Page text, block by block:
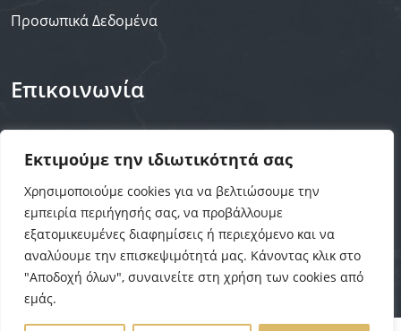
Εκτιμούμε την ιδιωτικότητά σας
Χρησιμοποιούμε cookies για να βελτιώσουμε την
εμπειρία περιήγησής σας, να προβάλλουμε
εξατομικευμένες διαφημίσεις ή περιεχόμενο και να
αναλύουμε την επισκεψιμότητά μας. Κάνοντας κλικ στο
"Αποδοχή όλων", συναινείτε στη χρήση των cookies από
εμάς.
Προσωπικά Δεδομένα
Επικοινωνία
+30 211 4031106
Floor Expert | Copyright © 2023 | All Rights Reserved |
by OCTO adv.